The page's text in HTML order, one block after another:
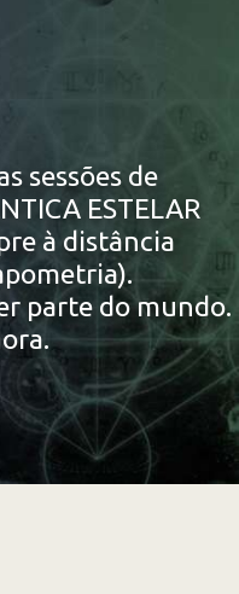
sessões de
ESTELAR
à distância
parte do mundo.